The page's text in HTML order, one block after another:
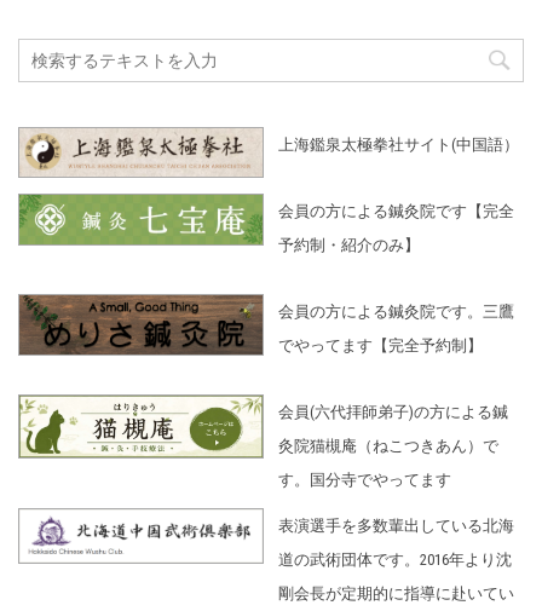
上海鑑泉太極拳社サイト(中国語）
会員の方による鍼灸院です【完全
予約制・紹介のみ】
会員の方による鍼灸院です。三鷹
でやってます【完全予約制】
会員(六代拝師弟子)の方による鍼
灸院猫槻庵（ねこつきあん）で
す。国分寺でやってます
表演選手を多数輩出している北海
道の武術団体です。2016年より沈
剛会長が定期的に指導に赴いてい